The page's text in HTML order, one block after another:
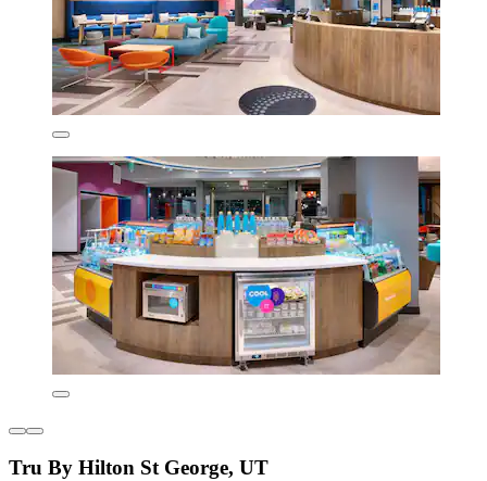
Tru By Hilton St George, UT